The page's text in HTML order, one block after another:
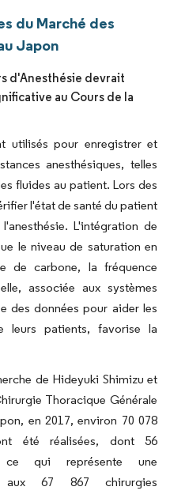
du Marché des
Japon
d'Anesthésie devrait
au Cours de la
utilisés pour enregistrer et
anesthésiques, telles
fluides au patient. Lors des
l'état de santé du patient
L'intégration de
le niveau de saturation en
de carbone, la fréquence
associée aux systèmes
des données pour aider les
leurs patients, favorise la
de Hideyuki Shimizu et
Thoracique Générale
en 2017, environ 70 078
été réalisées, dont 56
ce qui représente une
aux 67 867 chirurgies